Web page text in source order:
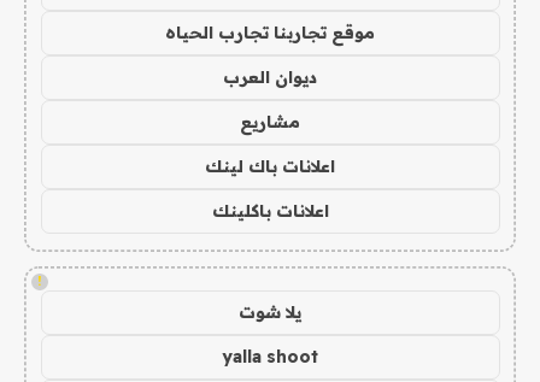
موقع تجاربنا تجارب الحياه
ديوان العرب
مشاريع
اعلانات باك لينك
اعلانات باكلينك
!
يلا شوت
yalla shoot